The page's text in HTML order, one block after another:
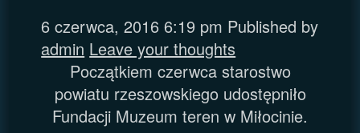
6 czerwca, 2016 6:19 pm Published by
admin Leave your thoughts
Początkiem czerwca starostwo
powiatu rzeszowskiego udostępniło
Fundacji Muzeum teren w Miłocinie.